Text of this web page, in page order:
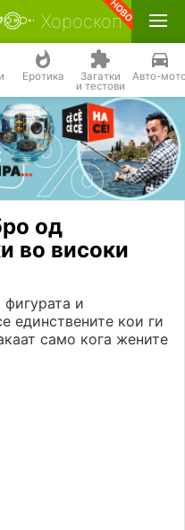
Хороскоп
Еротика Загатки
и тестови
Авто-
од
во високи
фигурата и
единствените кои ги
само кога жените